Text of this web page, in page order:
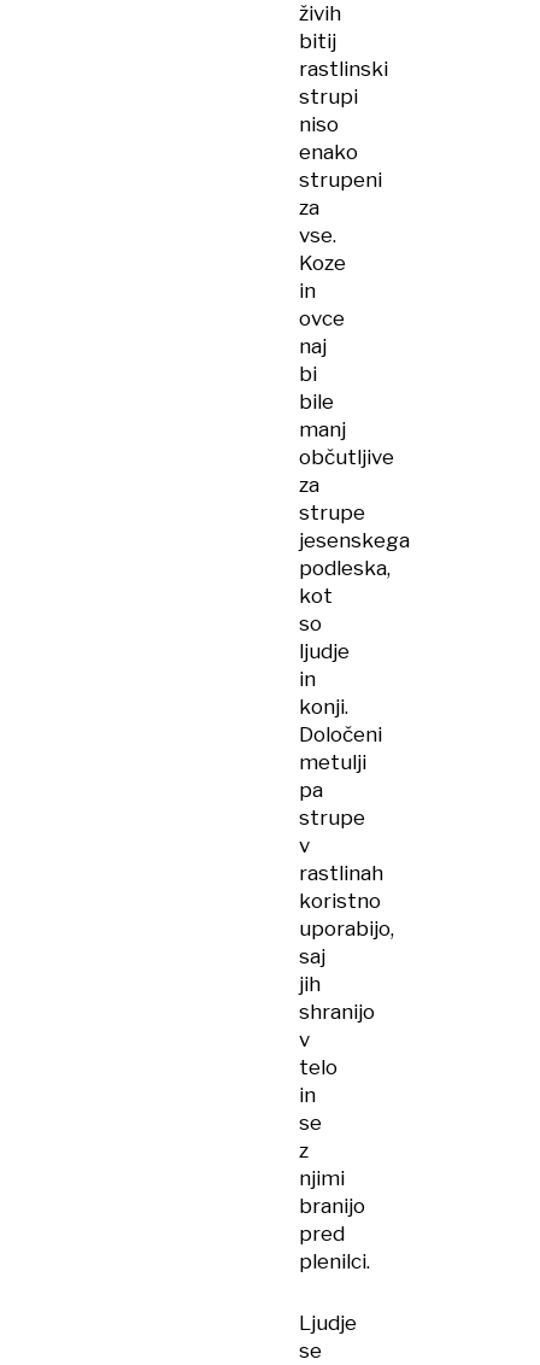
živih
bitij
rastlinski
strupi
niso
enako
strupeni
za
vse.
Koze
in
ovce
naj
bi
bile
manj
občutljive
za
strupe
jesenskega
podleska,
kot
so
ljudje
in
konji.
Določeni
metulji
pa
strupe
v
rastlinah
koristno
uporabijo,
saj
jih
shranijo
v
telo
in
se
z
njimi
branijo
pred
plenilci.
Ljudje
se